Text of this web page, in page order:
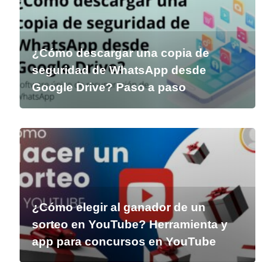
¿Cómo descargar una copia de
seguridad de WhatsApp desde
Google Drive? Paso a paso
¿Cómo elegir al ganador de un
sorteo en YouTube? Herramienta y
app para concursos en YouTube